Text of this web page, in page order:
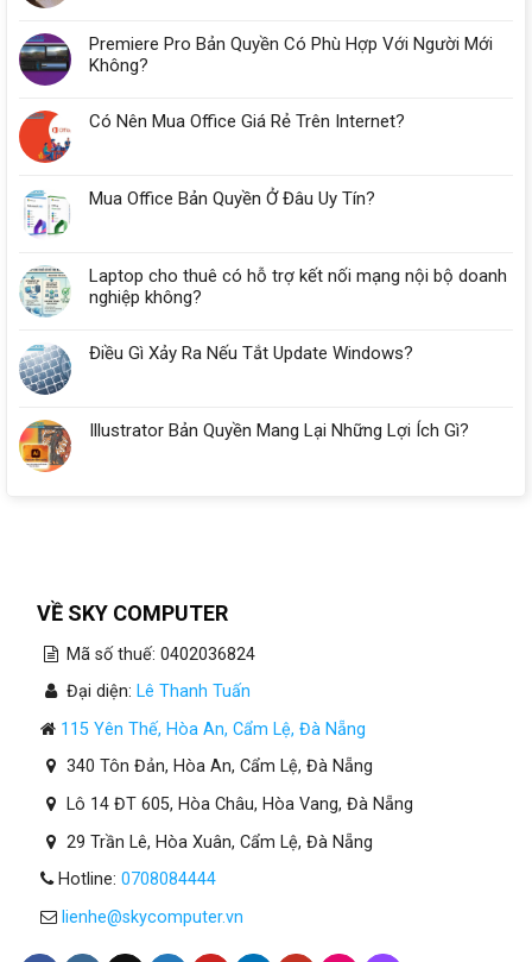
Tại
Bao
Premiere Pro Bản Quyền Có Phù Hợp Với Người Mới
Không?
Có Nên Mua Office Giá Rẻ Trên Internet?
Mua Office Bản Quyền Ở Đâu Uy Tín?
Laptop cho thuê có hỗ trợ kết nối mạng nội bộ doanh
nghiệp không?
Điều Gì Xảy Ra Nếu Tắt Update Windows?
Illustrator Bản Quyền Mang Lại Những Lợi Ích Gì?
VỀ SKY COMPUTER
Mã số thuế: 0402036824
Đại diện: Lê Thanh Tuấn
115 Yên Thế, Hòa An, Cẩm Lệ, Đà Nẵng
340 Tôn Đản, Hòa An, Cẩm Lệ, Đà Nẵng
Lô 14 ĐT 605, Hòa Châu, Hòa Vang, Đà Nẵng
29 Trần Lê, Hòa Xuân, Cẩm Lệ, Đà Nẵng
Hotline: 0708084444
lienhe@skycomputer.vn